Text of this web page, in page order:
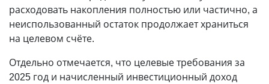
расходовать накопления полностью или частично, а
неиспользованный остаток продолжает храниться
на целевом счёте.
Отдельно отмечается, что целевые требования за
2025 год и начисленный инвестиционный доход